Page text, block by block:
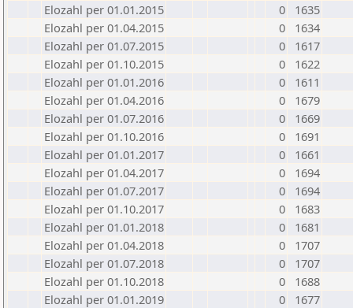
Elozahl per 01.01.2015
0
1635
Elozahl per 01.04.2015
0
1634
Elozahl per 01.07.2015
0
1617
Elozahl per 01.10.2015
0
1622
Elozahl per 01.01.2016
0
1611
Elozahl per 01.04.2016
0
1679
Elozahl per 01.07.2016
0
1669
Elozahl per 01.10.2016
0
1691
Elozahl per 01.01.2017
0
1661
Elozahl per 01.04.2017
0
1694
Elozahl per 01.07.2017
0
1694
Elozahl per 01.10.2017
0
1683
Elozahl per 01.01.2018
0
1681
Elozahl per 01.04.2018
0
1707
Elozahl per 01.07.2018
0
1707
Elozahl per 01.10.2018
0
1688
Elozahl per 01.01.2019
0
1677